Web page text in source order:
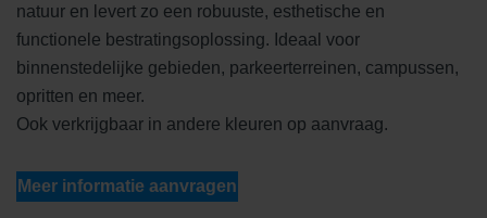
natuur en levert zo een robuuste, esthetische en
functionele bestratingsoplossing. Ideaal voor
binnenstedelijke gebieden, parkeerterreinen, campussen,
opritten en meer.
Ook verkrijgbaar in andere kleuren op aanvraag.
Meer informatie aanvragen